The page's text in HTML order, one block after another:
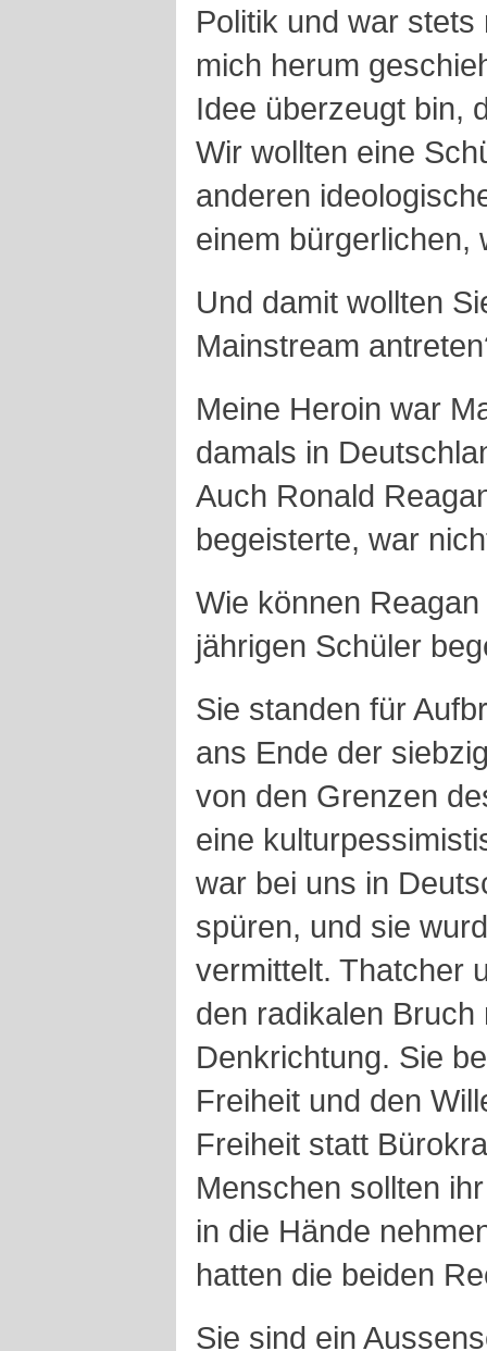
Politik und war
mich herum
Idee überzeugt bin,
Wir wollten eine
anderen
einem bürgerlichen,
Und damit wollten
Mainstream
Meine Heroin war
damals in
Auch Ronald
begeisterte, war
Wie können
jährigen Schüler
Sie standen für
ans Ende der
von den Grenzen
eine
war bei uns in
spüren, und sie
vermittelt. Thatcher
den radikalen
Denkrichtung. Sie
Freiheit und den
Freiheit statt
Menschen sollten
in die Hände
hatten die beiden
Sie sind ein